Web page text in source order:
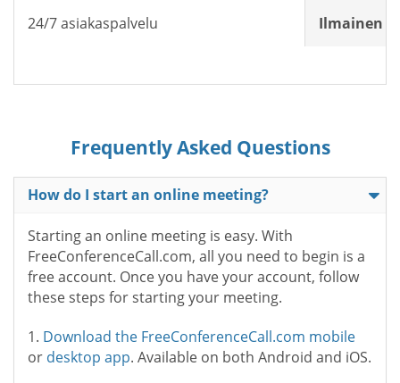
24/7 asiakaspalvelu Ilmainen
Frequently Asked Questions
How do I start an online meeting?
Starting an online meeting is easy. With
FreeConferenceCall.com, all you need to begin is a
free account. Once you have your account, follow
these steps for starting your meeting.
1. Download the FreeConferenceCall.com mobile
or desktop app. Available on both Android and iOS.